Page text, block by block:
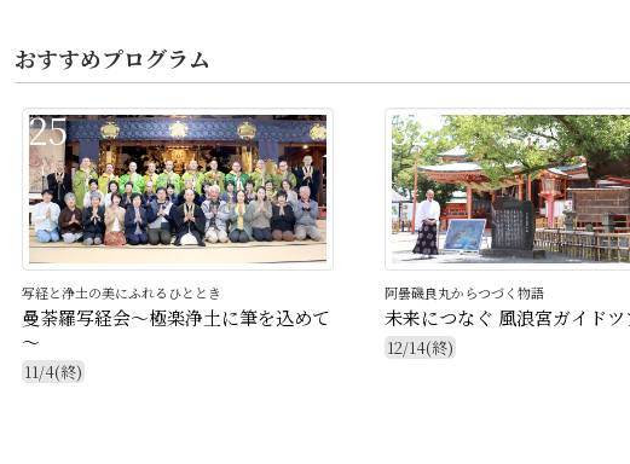
おすすめプログラム
25
写経と浄土の美にふれるひととき
曼荼羅写経会～極楽浄土に筆を込めて
～
11/4(終)
32
阿曇磯良丸からつづく物語
未来につなぐ 風浪宮ガイドツ
12/14(終)